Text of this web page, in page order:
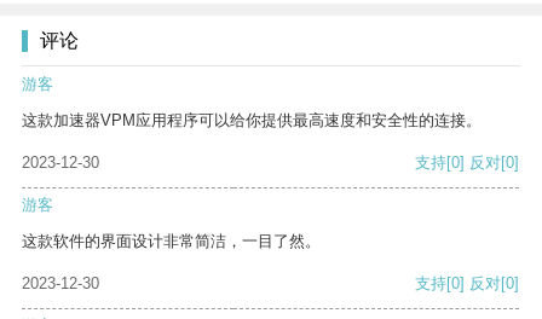
评论
游客
这款加速器VPM应用程序可以给你提供最高速度和安全性的连接。
2023-12-30 支持[0] 反对[0]
游客
这款软件的界面设计非常简洁，一目了然。
2023-12-30 支持[0] 反对[0]